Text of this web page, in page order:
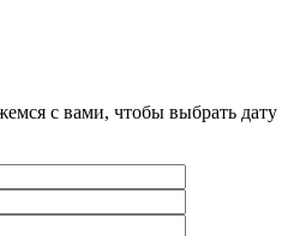
с вами, чтобы выбрать дату